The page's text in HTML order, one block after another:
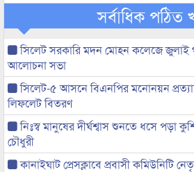
সর্বাধিক পঠিত
সিলেট সরকারি মদন মোহন কলেজে জুলাই
আলোচনা সভা
সিলেট-৫ আসনে বিএনপির মনোনয়ন
লিফলেট বিতরণ
নিঃস্ব মানুষের দীর্ঘশ্বাস শুনতে ধসে পড়া
চৌধুরী
কানাইঘাট প্রেসক্লাবে প্রবাসী কমিউনিটি